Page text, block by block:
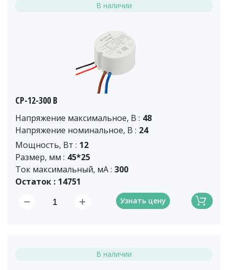
В наличии
CP-12-300 B
Напряжение максимальное, В : 48
Напряжение номинальное, В : 24
Мощность, Вт : 12
Размер, мм : 45*25
Ток максимальный, мА : 300
Остаток : 14751
Узнать цену
В наличии